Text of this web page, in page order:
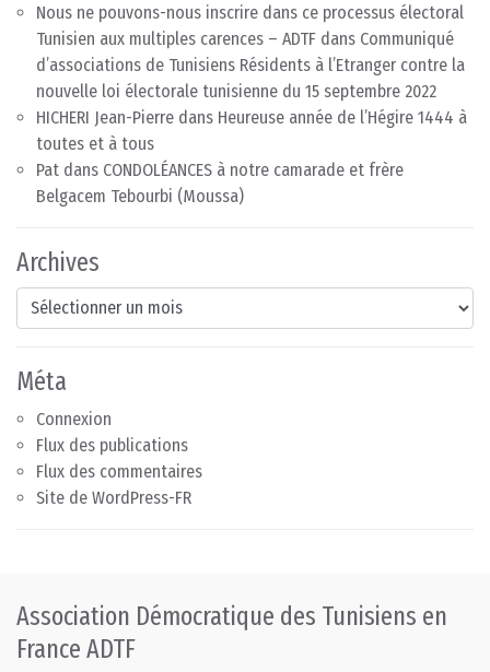
Nous ne pouvons-nous inscrire dans ce processus électoral
Tunisien aux multiples carences – ADTF dans Communiqué
d’associations de Tunisiens Résidents à l’Etranger contre la
nouvelle loi électorale tunisienne du 15 septembre 2022
HICHERI Jean-Pierre dans Heureuse année de l’Hégire 1444 à
toutes et à tous
Pat dans CONDOLÉANCES à notre camarade et frère
Belgacem Tebourbi (Moussa)
Archives
Archives
Méta
Connexion
Flux des publications
Flux des commentaires
Site de WordPress-FR
Association Démocratique des Tunisiens en
France ADTF